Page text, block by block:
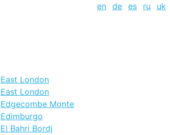
en de es ru uk
East London
East London
Edgecombe Monte
Edimburgo
El Bahri Bordj